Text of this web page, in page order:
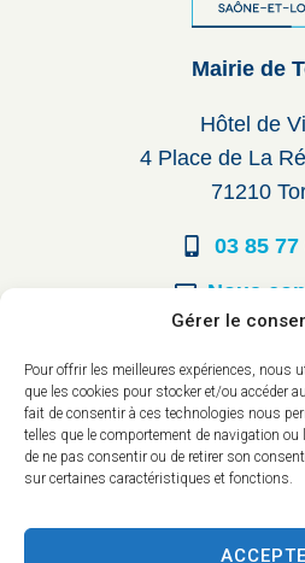
Gérer le
Pour offrir les meilleures expériences, nous
que les cookies pour stocker et/ou accéder
fait de consentir à ces technologies nous
telles que le comportement de navigation
de ne pas consentir ou de retirer son
sur certaines caractéristiques et fonctions.
Mairie de
Hôtel de
4 Place de La
71210
03 85 77
Nous
Du lundi au
8h30 à